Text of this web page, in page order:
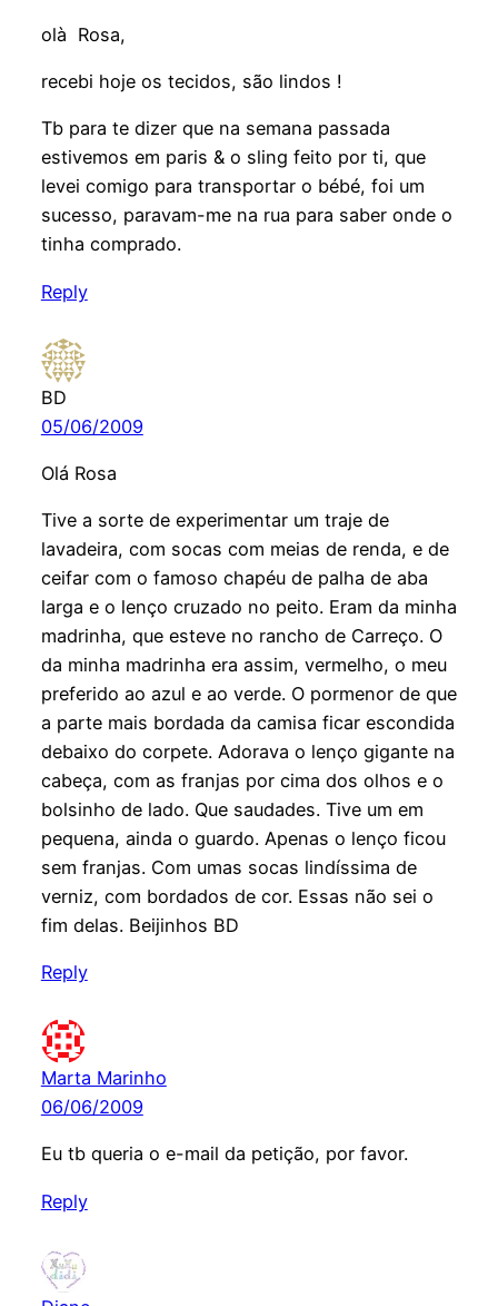
olà Rosa,
recebi hoje os tecidos, são lindos !
Tb para te dizer que na semana passada
estivemos em paris & o sling feito por ti, que
levei comigo para transportar o bébé, foi um
sucesso, paravam-me na rua para saber onde o
tinha comprado.
Reply
BD
05/06/2009
Olá Rosa
Tive a sorte de experimentar um traje de
lavadeira, com socas com meias de renda, e de
ceifar com o famoso chapéu de palha de aba
larga e o lenço cruzado no peito. Eram da minha
madrinha, que esteve no rancho de Carreço. O
da minha madrinha era assim, vermelho, o meu
preferido ao azul e ao verde. O pormenor de que
a parte mais bordada da camisa ficar escondida
debaixo do corpete. Adorava o lenço gigante na
cabeça, com as franjas por cima dos olhos e o
bolsinho de lado. Que saudades. Tive um em
pequena, ainda o guardo. Apenas o lenço ficou
sem franjas. Com umas socas lindíssima de
verniz, com bordados de cor. Essas não sei o
fim delas. Beijinhos BD
Reply
Marta Marinho
06/06/2009
Eu tb queria o e-mail da petição, por favor.
Reply